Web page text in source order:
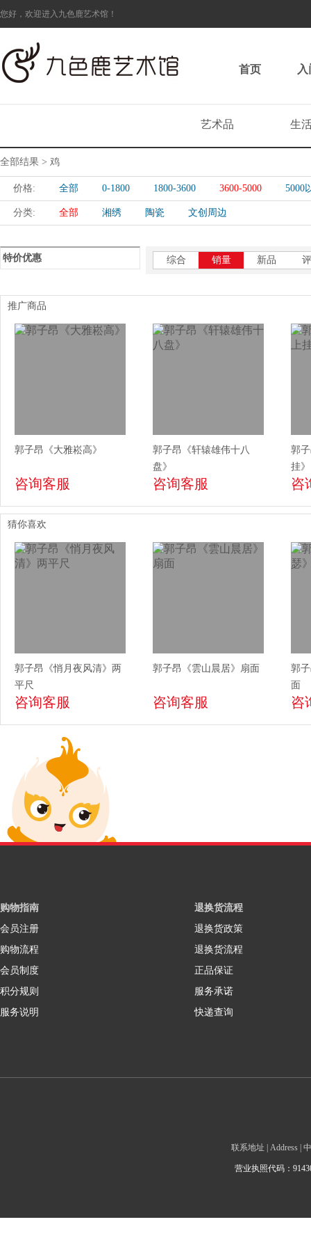
您好，欢迎进入九色鹿艺术馆！
首页
艺术品 生
全部结果 > 鸡
价格: 全部 0-1800 1800-3600 3600-5000 5000
分类: 全部 湘绣 陶瓷 文创周边
特价优惠 综合 销量 新品
推广商品
郭子昂《大雅崧高》
咨询客服
郭子昂《轩辕雄伟十八
盘》
咨询客服
郭
挂》
咨
猜你喜欢
郭子昂《悄月夜风清》两
平尺
咨询客服
郭子昂《雲山晨居》扇面
咨询客服
郭
面
咨
购物指南
会员注册
购物流程
会员制度
积分规则
服务说明
退换货流程
退换货政策
退换货流程
正品保证
服务承诺
快递查询
联系地址 | Address |
营业执照代码：